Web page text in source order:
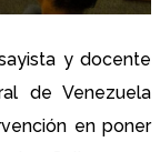
y docente
de Venezuela
en poner